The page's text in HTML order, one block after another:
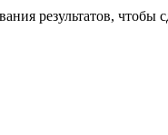
результатов, чтобы